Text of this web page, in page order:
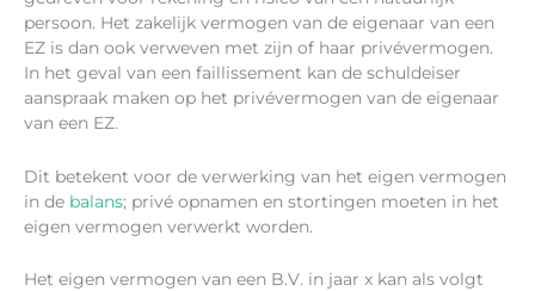
persoon. Het zakelijk vermogen van de eigenaar van een
EZ is dan ook verweven met zijn of haar privévermogen.
In het geval van een faillissement kan de schuldeiser
aanspraak maken op het privévermogen van de eigenaar
van een EZ.
Dit betekent voor de verwerking van het eigen vermogen
in de balans; privé opnamen en stortingen moeten in het
eigen vermogen verwerkt worden.
Het eigen vermogen van een B.V. in jaar x kan als volgt